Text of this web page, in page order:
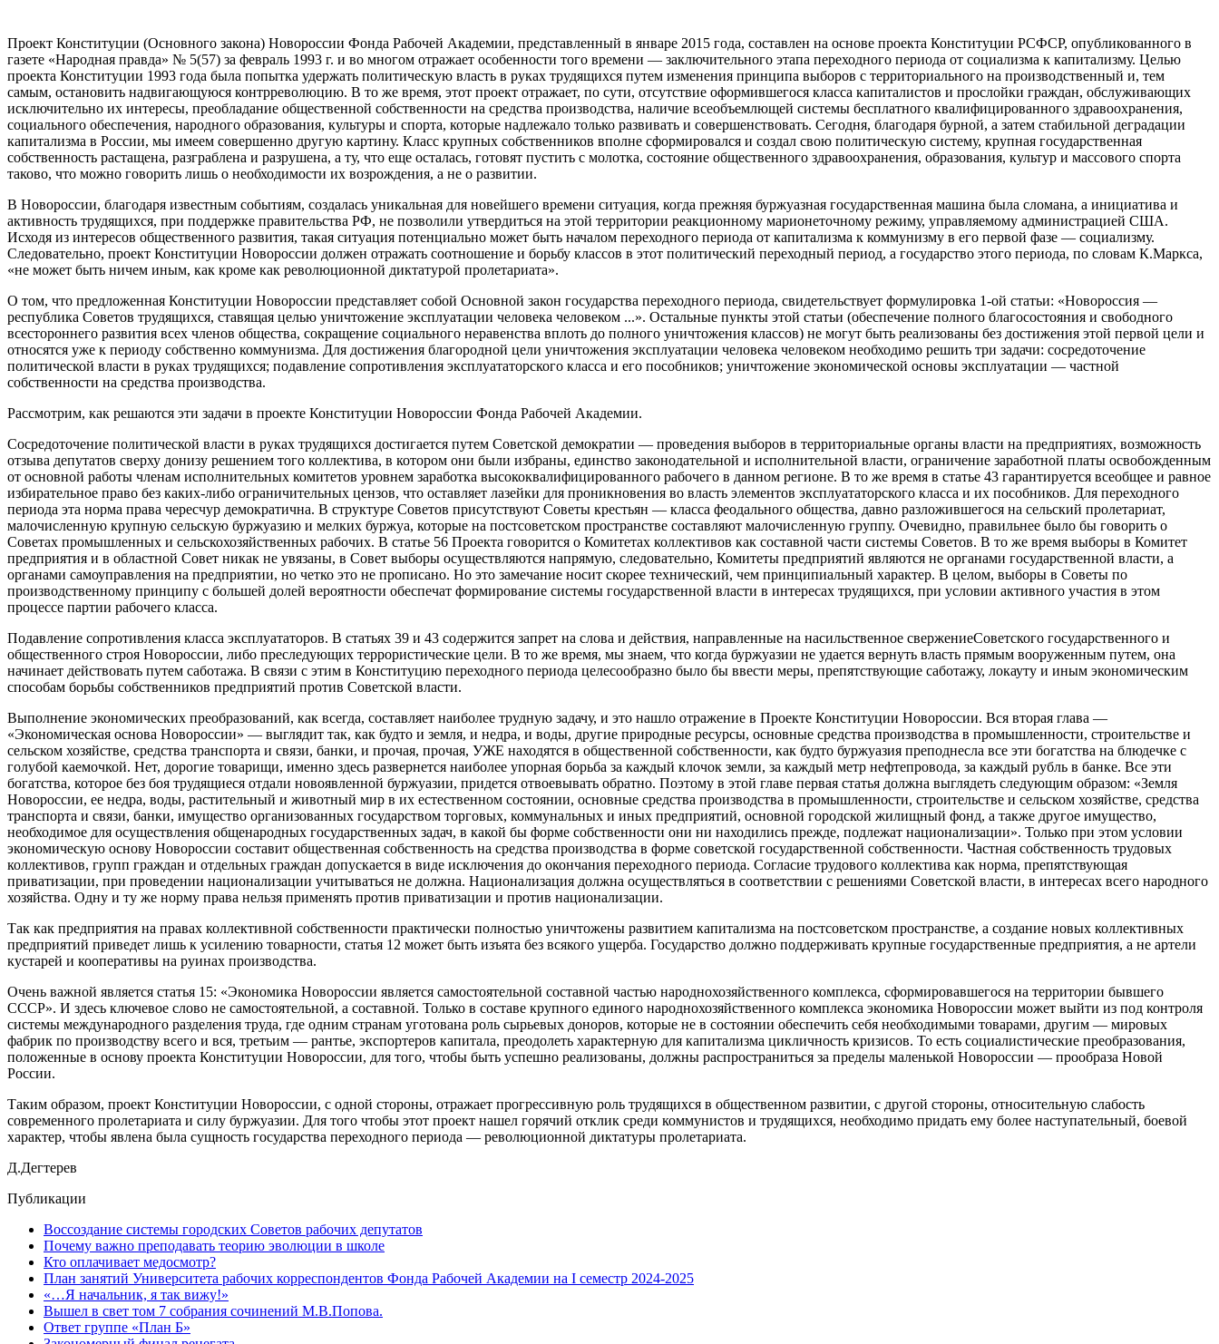
Проект Конституции (Основного закона) Новороссии Фонда Рабочей Академии, представленный в январе 2015 года, составлен на основе проекта Конституции РСФСР, опубликованного в
газете «Народная правда» № 5(57) за февраль 1993 г. и во многом отражает особенности того времени — заключительного этапа переходного периода от социализма к капитализму. Целью
проекта Конституции 1993 года была попытка удержать политическую власть в руках трудящихся путем изменения принципа выборов с территориального на производственный и, тем
самым, остановить надвигающуюся контрреволюцию. В то же время, этот проект отражает, по сути, отсутствие оформившегося класса капиталистов и прослойки граждан, обслуживающих
исключительно их интересы, преобладание общественной собственности на средства производства, наличие всеобъемлющей системы бесплатного квалифицированного здравоохранения,
социального обеспечения, народного образования, культуры и спорта, которые надлежало только развивать и совершенствовать. Сегодня, благодаря бурной, а затем стабильной деградации
капитализма в России, мы имеем совершенно другую картину. Класс крупных собственников вполне сформировался и создал свою политическую систему, крупная государственная
собственность растащена, разграблена и разрушена, а ту, что еще осталась, готовят пустить с молотка, состояние общественного здравоохранения, образования, культур и массового спорта
таково, что можно говорить лишь о необходимости их возрождения, а не о развитии.
В Новороссии, благодаря известным событиям, создалась уникальная для новейшего времени ситуация, когда прежняя буржуазная государственная машина была сломана, а инициатива и
активность трудящихся, при поддержке правительства РФ, не позволили утвердиться на этой территории реакционному марионеточному режиму, управляемому администрацией США.
Исходя из интересов общественного развития, такая ситуация потенциально может быть началом переходного периода от капитализма к коммунизму в его первой фазе — социализму.
Следовательно, проект Конституции Новороссии должен отражать соотношение и борьбу классов в этот политический переходный период, а государство этого периода, по словам К.Маркса,
«не может быть ничем иным, как кроме как революционной диктатурой пролетариата».
О том, что предложенная Конституции Новороссии представляет собой Основной закон государства переходного периода, свидетельствует формулировка 1-ой статьи: «Новороссия —
республика Советов трудящихся, ставящая целью уничтожение эксплуатации человека человеком ...». Остальные пункты этой статьи (обеспечение полного благосостояния и свободного
всестороннего развития всех членов общества, сокращение социального неравенства вплоть до полного уничтожения классов) не могут быть реализованы без достижения этой первой цели и
относятся уже к периоду собственно коммунизма. Для достижения благородной цели уничтожения эксплуатации человека человеком необходимо решить три задачи: сосредоточение
политической власти в руках трудящихся; подавление сопротивления эксплуататорского класса и его пособников; уничтожение экономической основы эксплуатации — частной
собственности на средства производства.
Рассмотрим, как решаются эти задачи в проекте Конституции Новороссии Фонда Рабочей Академии.
Сосредоточение политической власти в руках трудящихся достигается путем Советской демократии — проведения выборов в территориальные органы власти на предприятиях, возможность
отзыва депутатов сверху донизу решением того коллектива, в котором они были избраны, единство законодательной и исполнительной власти, ограничение заработной платы освобожденным
от основной работы членам исполнительных комитетов уровнем заработка высококвалифицированного рабочего в данном регионе. В то же время в статье 43 гарантируется всеобщее и равное
избирательное право без каких-либо ограничительных цензов, что оставляет лазейки для проникновения во власть элементов эксплуататорского класса и их пособников. Для переходного
периода эта норма права чересчур демократична. В структуре Советов присутствуют Советы крестьян — класса феодального общества, давно разложившегося на сельский пролетариат,
малочисленную крупную сельскую буржуазию и мелких буржуа, которые на постсоветском пространстве составляют малочисленную группу. Очевидно, правильнее было бы говорить о
Советах промышленных и сельскохозяйственных рабочих. В статье 56 Проекта говорится о Комитетах коллективов как составной части системы Советов. В то же время выборы в Комитет
предприятия и в областной Совет никак не увязаны, в Совет выборы осуществляются напрямую, следовательно, Комитеты предприятий являются не органами государственной власти, а
органами самоуправления на предприятии, но четко это не прописано. Но это замечание носит скорее технический, чем принципиальный характер. В целом, выборы в Советы по
производственному принципу с большей долей вероятности обеспечат формирование системы государственной власти в интересах трудящихся, при условии активного участия в этом
процессе партии рабочего класса.
Подавление сопротивления класса эксплуататоров. В статьях 39 и 43 содержится запрет на слова и действия, направленные на насильственное свержениеСоветского государственного и
общественного строя Новороссии, либо преследующих террористические цели. В то же время, мы знаем, что когда буржуазии не удается вернуть власть прямым вооруженным путем, она
начинает действовать путем саботажа. В связи с этим в Конституцию переходного периода целесообразно было бы ввести меры, препятствующие саботажу, локауту и иным экономическим
способам борьбы собственников предприятий против Советской власти.
Выполнение экономических преобразований, как всегда, составляет наиболее трудную задачу, и это нашло отражение в Проекте Конституции Новороссии. Вся вторая глава —
«Экономическая основа Новороссии» — выглядит так, как будто и земля, и недра, и воды, другие природные ресурсы, основные средства производства в промышленности, строительстве и
сельском хозяйстве, средства транспорта и связи, банки, и прочая, прочая, УЖЕ находятся в общественной собственности, как будто буржуазия преподнесла все эти богатства на блюдечке с
голубой каемочкой. Нет, дорогие товарищи, именно здесь развернется наиболее упорная борьба за каждый клочок земли, за каждый метр нефтепровода, за каждый рубль в банке. Все эти
богатства, которое без боя трудящиеся отдали новоявленной буржуазии, придется отвоевывать обратно. Поэтому в этой главе первая статья должна выглядеть следующим образом: «Земля
Новороссии, ее недра, воды, растительный и животный мир в их естественном состоянии, основные средства производства в промышленности, строительстве и сельском хозяйстве, средства
транспорта и связи, банки, имущество организованных государством торговых, коммунальных и иных предприятий, основной городской жилищный фонд, а также другое имущество,
необходимое для осуществления общенародных государственных задач, в какой бы форме собственности они ни находились прежде, подлежат национализации». Только при этом условии
экономическую основу Новороссии составит общественная собственность на средства производства в форме советской государственной собственности. Частная собственность трудовых
коллективов, групп граждан и отдельных граждан допускается в виде исключения до окончания переходного периода. Согласие трудового коллектива как норма, препятствующая
приватизации, при проведении национализации учитываться не должна. Национализация должна осуществляться в соответствии с решениями Советской власти, в интересах всего народного
хозяйства. Одну и ту же норму права нельзя применять против приватизации и против национализации.
Так как предприятия на правах коллективной собственности практически полностью уничтожены развитием капитализма на постсоветском пространстве, а создание новых коллективных
предприятий приведет лишь к усилению товарности, статья 12 может быть изъята без всякого ущерба. Государство должно поддерживать крупные государственные предприятия, а не артели
кустарей и кооперативы на руинах производства.
Очень важной является статья 15: «Экономика Новороссии является самостоятельной составной частью народнохозяйственного комплекса, сформировавшегося на территории бывшего
СССР». И здесь ключевое слово не самостоятельной, а составной. Только в составе крупного единого народнохозяйственного комплекса экономика Новороссии может выйти из под контроля
системы международного разделения труда, где одним странам уготована роль сырьевых доноров, которые не в состоянии обеспечить себя необходимыми товарами, другим — мировых
фабрик по производству всего и вся, третьим — рантье, экспортеров капитала, преодолеть характерную для капитализма цикличность кризисов. То есть социалистические преобразования,
положенные в основу проекта Конституции Новороссии, для того, чтобы быть успешно реализованы, должны распространиться за пределы маленькой Новороссии — прообраза Новой
России.
Таким образом, проект Конституции Новороссии, с одной стороны, отражает прогрессивную роль трудящихся в общественном развитии, с другой стороны, относительную слабость
современного пролетариата и силу буржуазии. Для того чтобы этот проект нашел горячий отклик среди коммунистов и трудящихся, необходимо придать ему более наступательный, боевой
характер, чтобы явлена была сущность государства переходного периода — революционной диктатуры пролетариата.
Д.Дегтерев
Публикации
Воссоздание системы городских Советов рабочих депутатов
Почему важно преподавать теорию эволюции в школе
Кто оплачивает медосмотр?
План занятий Университета рабочих корреспондентов Фонда Рабочей Академии на I семестр 2024-2025
«…Я начальник, я так вижу!»
Вышел в свет том 7 собрания сочинений М.В.Попова.
Ответ группе «План Б»